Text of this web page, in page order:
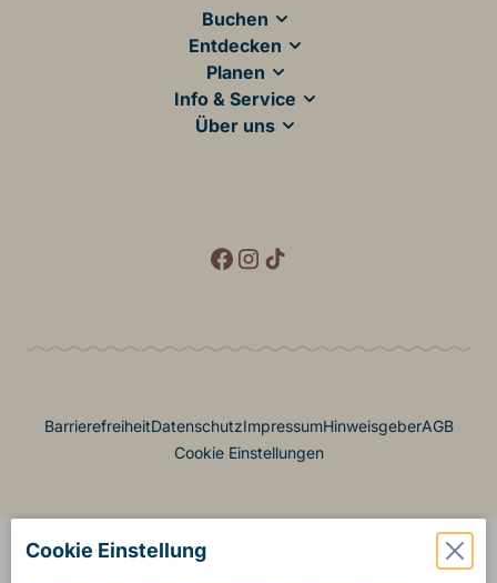
Buchen
Entdecken
Planen
Info & Service
Über uns
Social Media
Footer Menü
BarrierefreiheitDatenschutzImpressumHinweisgeberAGB
Cookie Einstellungen
Cookie Einstellung